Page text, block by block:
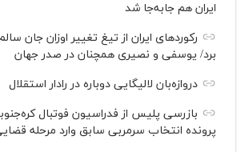
ایران هم جابه‌جا شد
رکورد‌های ایران از تیغ تغییر اوزان جان
برد/ یوسفی و نصیری همچنان در صدر جهان
دروازه‌بان لالیگایی دوباره در رادار استقلال
بازرسی پلیس از فدراسیون فوتبال
پرونده انتخاب سرمربی سابق وارد مرحله